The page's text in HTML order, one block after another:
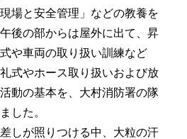
場と安全管理」などの教養を
後の部からは屋外に出て、昇
や車両の取り扱い訓練など
式やホース取り扱いおよび放
動の基本を、大村消防署の隊
した。
しが照りつける中、大粒の汗